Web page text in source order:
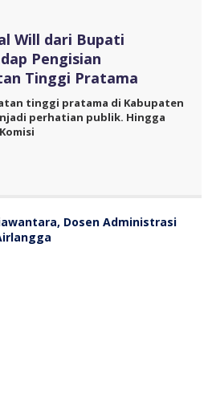
Will dari Bupati
Pengisian
Tinggi Pratama
tinggi pratama di Kabupaten
perhatian publik. Hingga